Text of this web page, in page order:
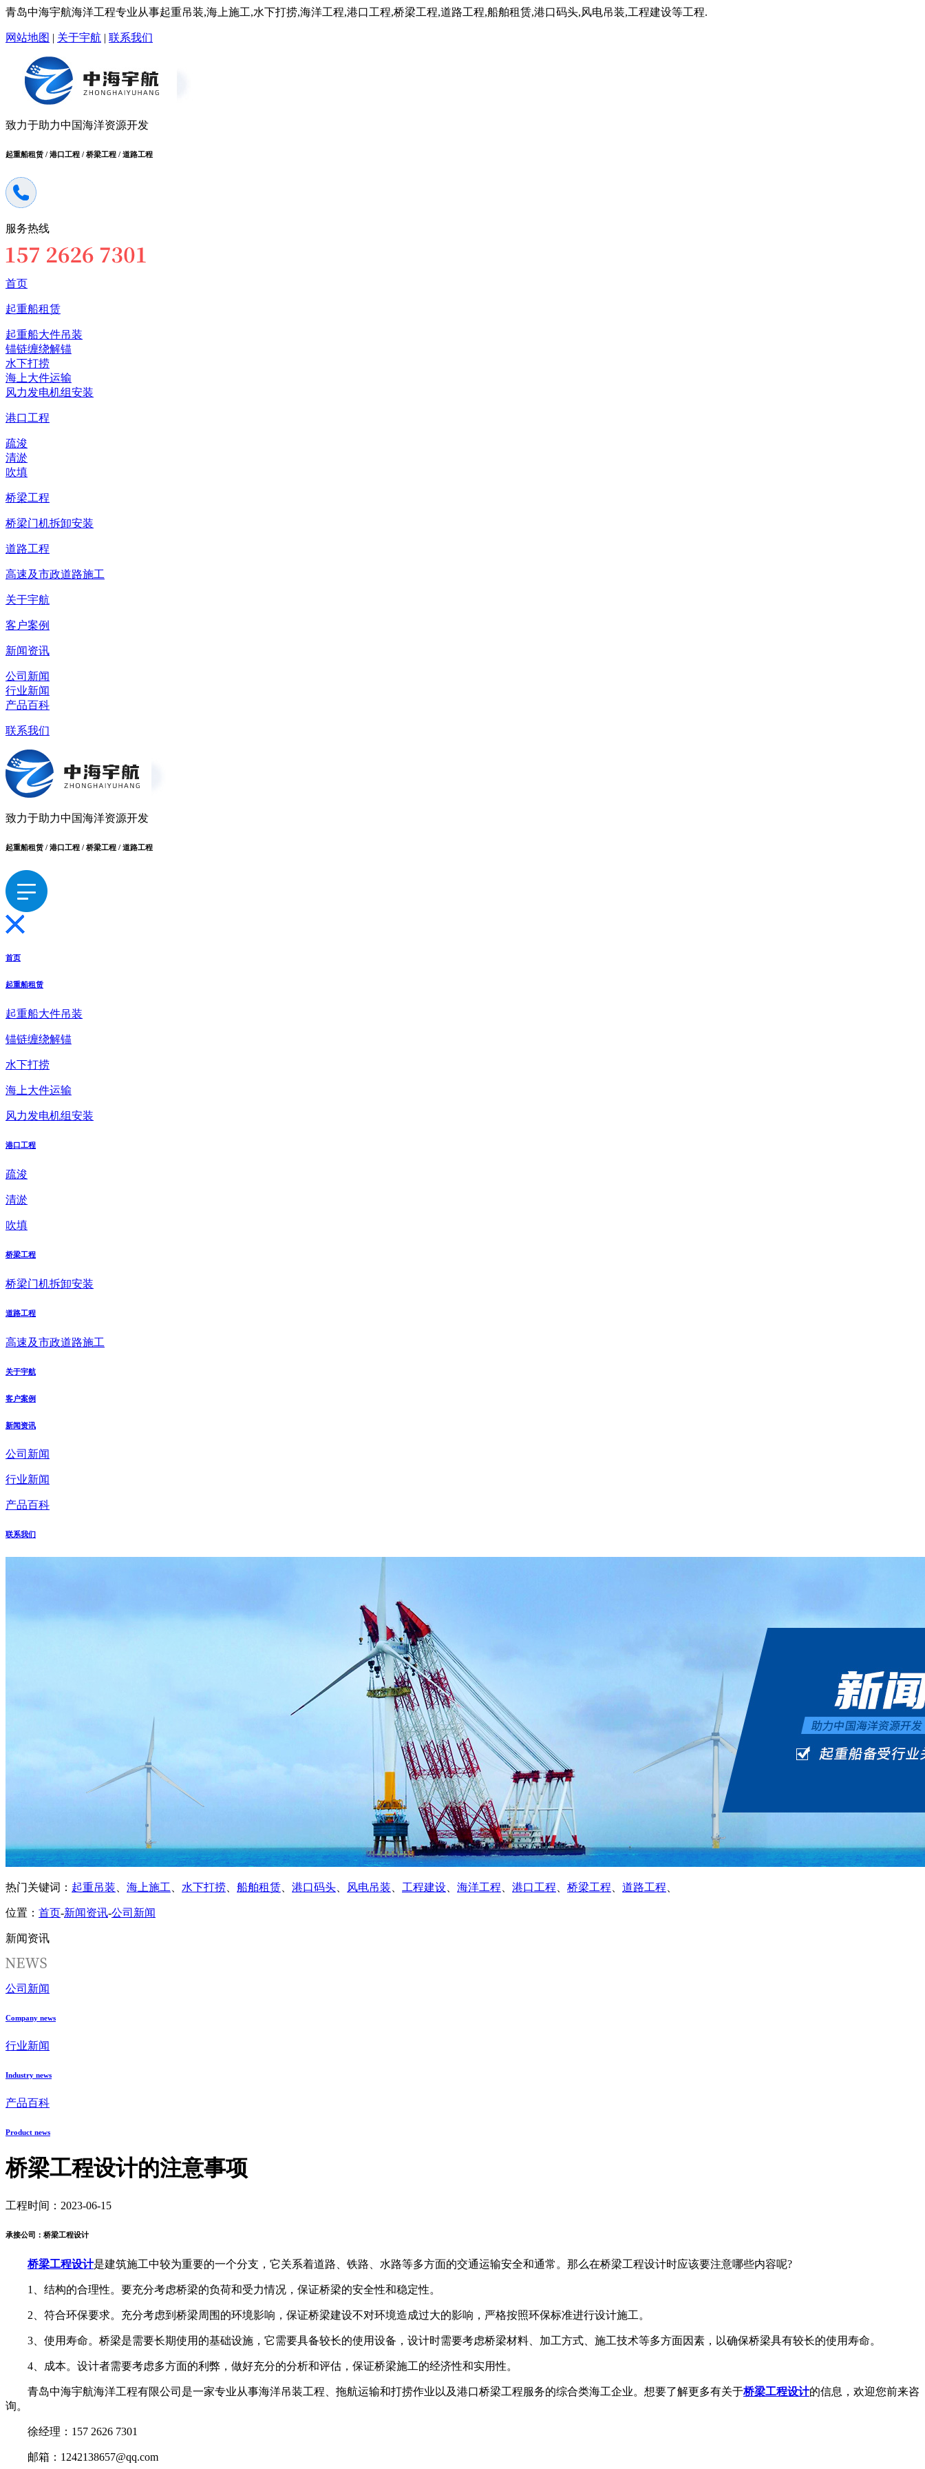
青岛中海宇航海洋工程专业从事起重吊装,海上施工,水下打捞,海洋工程,港口工程,桥梁工程,道路工程,船舶租赁,港口码头,风电吊装,工程建设等工程.
网站地图 | 关于宇航 | 联系我们
致力于助力中国海洋资源开发
起重船租赁 / 港口工程 / 桥梁工程 / 道路工程
服务热线
首页
起重船租赁
起重船大件吊装
锚链缠绕解锚
水下打捞
海上大件运输
风力发电机组安装
港口工程
疏浚
清淤
吹填
桥梁工程
桥梁门机拆卸安装
道路工程
高速及市政道路施工
关于宇航
客户案例
新闻资讯
公司新闻
行业新闻
产品百科
联系我们
致力于助力中国海洋资源开发
起重船租赁 / 港口工程 / 桥梁工程 / 道路工程
首页
起重船租赁
起重船大件吊装
锚链缠绕解锚
水下打捞
海上大件运输
风力发电机组安装
港口工程
疏浚
清淤
吹填
桥梁工程
桥梁门机拆卸安装
道路工程
高速及市政道路施工
关于宇航
客户案例
新闻资讯
公司新闻
行业新闻
产品百科
联系我们
热门关键词： 起重吊装、 海上施工、 水下打捞、 船舶租赁、 港口码头、 风电吊装、 工程建设、 海洋工程、 港口工程、 桥梁工程、 道路工程、
位置： 首页-新闻资讯-公司新闻
新闻资讯
公司新闻
Company news
行业新闻
Industry news
产品百科
Product news
桥梁工程设计的注意事项
工程时间：2023-06-15
承接公司：桥梁工程设计
桥梁工程设计是建筑施工中较为重要的一个分支，它关系着道路、铁路、水路等多方面的交通运输安全和通常。那么在桥梁工程设计时应该要注意哪些内容呢?
1、结构的合理性。要充分考虑桥梁的负荷和受力情况，保证桥梁的安全性和稳定性。
2、符合环保要求。充分考虑到桥梁周围的环境影响，保证桥梁建设不对环境造成过大的影响，严格按照环保标准进行设计施工。
3、使用寿命。桥梁是需要长期使用的基础设施，它需要具备较长的使用设备，设计时需要考虑桥梁材料、加工方式、施工技术等多方面因素，以确保桥梁具有较长的使用寿命。
4、成本。设计者需要考虑多方面的利弊，做好充分的分析和评估，保证桥梁施工的经济性和实用性。
青岛中海宇航海洋工程有限公司是一家专业从事海洋吊装工程、拖航运输和打捞作业以及港口桥梁工程服务的综合类海工企业。想要了解更多有关于桥梁工程设计的信息，欢迎您前来咨
询。
徐经理：157 2626 7301
邮箱：1242138657@qq.com